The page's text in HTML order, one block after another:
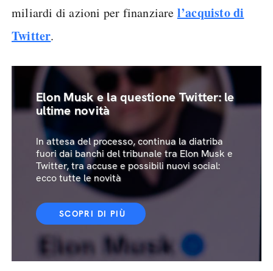
miliardi di azioni per finanziare l’acquisto di
Twitter.
Elon Musk e la questione Twitter: le
ultime novità
In attesa del processo, continua la diatriba
fuori dai banchi del tribunale tra Elon Musk e
Twitter, tra accuse e possibili nuovi social:
ecco tutte le novità
SCOPRI DI PIÙ